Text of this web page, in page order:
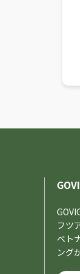
フツ
ベト
ング